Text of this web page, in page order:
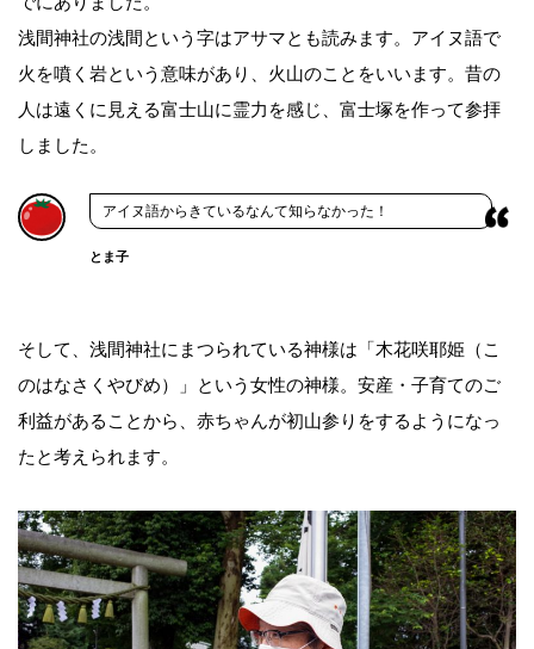
浅間神社の浅間という字はアサマとも読みます。アイヌ語で
火を噴く岩という意味があり、火山のことをいいます。昔の
人は遠くに見える富士山に霊力を感じ、富士塚を作って参拝
しました。
アイヌ語からきているなんて知らなかった！
とま子
そして、浅間神社にまつられている神様は「木花咲耶姫（こ
のはなさくやびめ）」という女性の神様。安産・子育てのご
利益があることから、赤ちゃんが初山参りをするようになっ
たと考えられます。